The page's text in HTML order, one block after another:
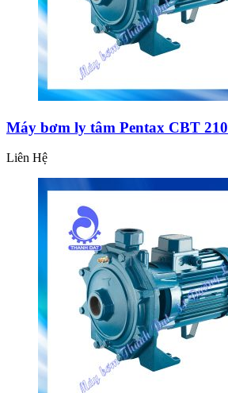
Máy bơm ly tâm Pentax CBT 210
Liên Hệ